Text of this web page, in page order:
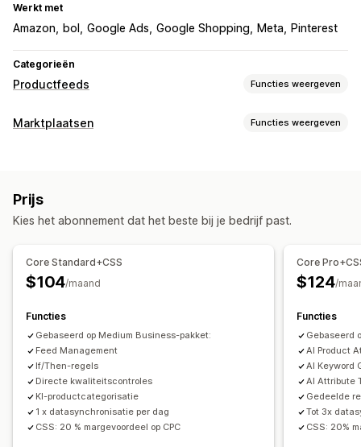
Werkt met
Amazon bol Google Ads Google Shopping Meta Pinterest
Categorieën
Productfeeds Functies weergeven
Aanpassing van feeds
Meerdere talen
Productsynchronisatie
Updates in realtime
Feedoptimalisatie
Marktplaatsen Functies weergeven
Productsynchronisatie
Aanbodsynchronisatie Lokale valuta
Bulkupload
Bestellingenbeheer
Synchronisatie van tracking
Voorraadsynchronisatie Aangepaste regels
Prijs
Kies het abonnement dat het beste bij je bedrijf past.
Core Standard+CSS
$104/maand
Functies
Gebaseerd op Medium Business-pakket:
Feed Management
If/Then-regels
Directe kwaliteitscontroles
KI-productcategorisatie
1 x datasynchronisatie per dag
CSS: 20 % margevoordeel op CPC
Core
$124/
Functies
Gebaseerd
AI Product
AI Keyword
AI Attribute
Gedeelde
Tot 3x
CSS: 20%